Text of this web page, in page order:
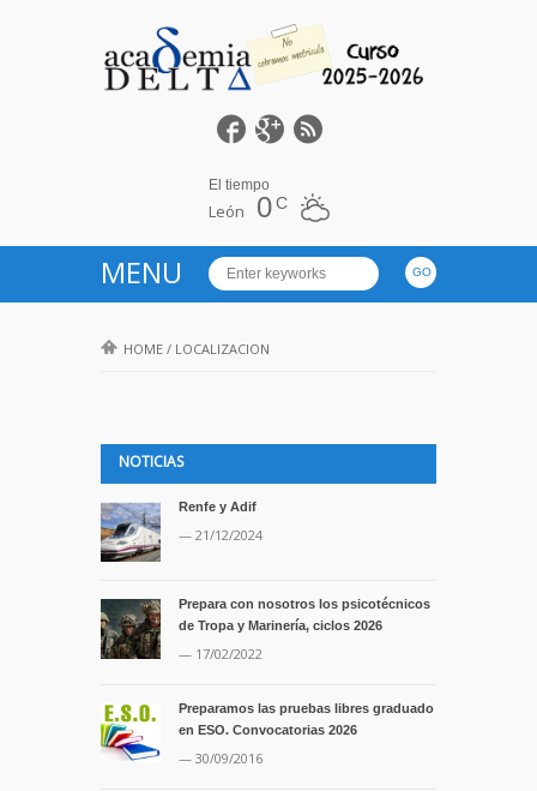
El tiempo
León 0 C
MENU
HOME / LOCALIZACION
NOTICIAS
Renfe y Adif
— 21/12/2024
Prepara con nosotros los psicotécnicos
de Tropa y Marinería, ciclos 2026
— 17/02/2022
Preparamos las pruebas libres graduado
en ESO. Convocatorias 2026
— 30/09/2016